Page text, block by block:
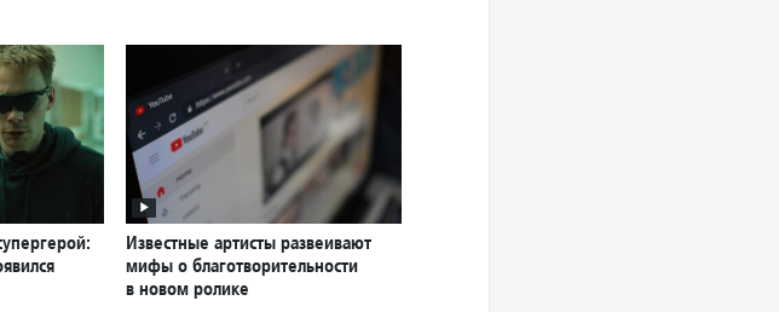
Известные артисты развеивают
мифы о благотворительности
в новом ролике